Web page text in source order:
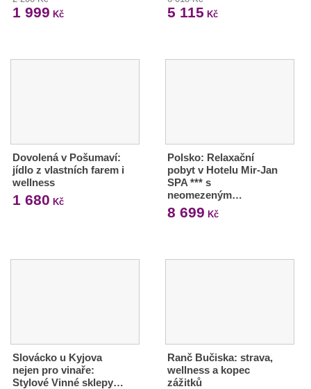
1 999 Kč 5 115 Kč
Dovolená v Pošumaví:
jídlo z vlastních farem i
wellness
1 680 Kč
Polsko: Relaxační
pobyt v Hotelu Mir-Jan
SPA *** s
neomezeným…
8 699 Kč
Slovácko u Kyjova
nejen pro vinaře:
Stylové Vinné sklepy…
Ranč Bučiska: strava,
wellness a kopec
zážitků